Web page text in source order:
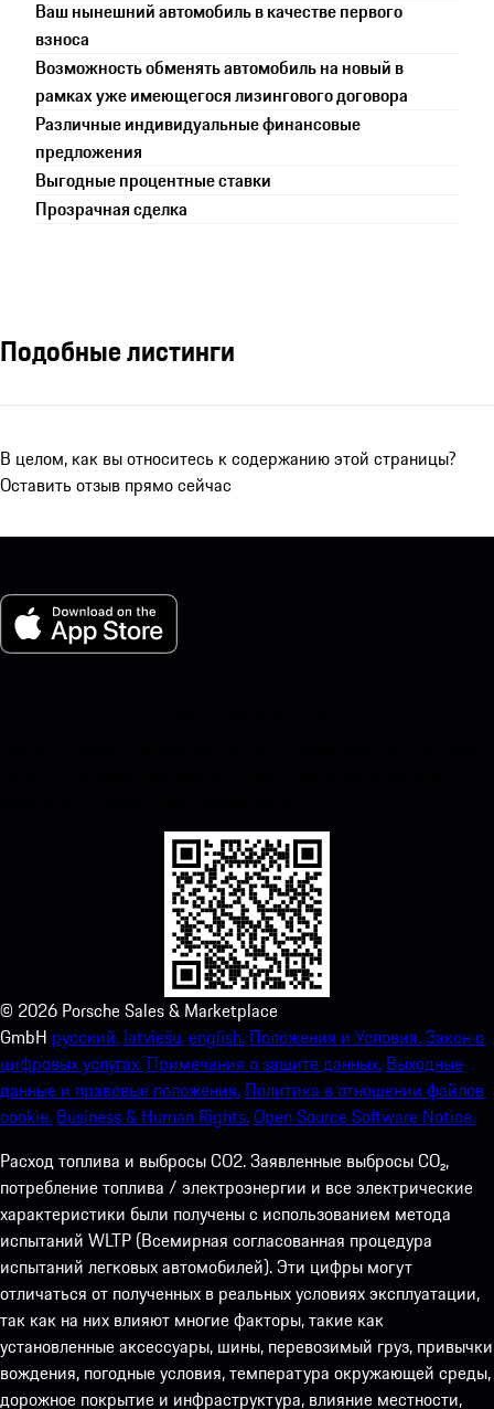
Ваш нынешний автомобиль в качестве первого
взноса
Возможность обменять автомобиль на новый в
рамках уже имеющегося лизингового договора
Различные индивидуальные финансовые
предложения
Выгодные процентные ставки
Прозрачная сделка
Подобные листинги
В целом, как вы относитесь к содержанию этой страницы?
Оставить отзыв прямо сейчас
© 2026 Porsche Sales & Marketplace
GmbH русский. latviešu.english. Положения и Условия.Закон о
цифровых услугах. Примечания о защите данных. Выходные
данные и правовые положения. Политика в отношении файлов
cookie. Business & Human Rights.Open Source Software Notice.
Расход топлива и выбросы СО2. Заявленные выбросы CO₂,
потребление топлива / электроэнергии и все электрические
характеристики были получены с использованием метода
испытаний WLTP (Всемирная согласованная процедура
испытаний легковых автомобилей). Эти цифры могут
отличаться от полученных в реальных условиях эксплуатации,
так как на них влияют многие факторы, такие как
установленные аксессуары, шины, перевозимый груз, привычки
вождения, погодные условия, температура окружающей среды,
дорожное покрытие и инфраструктура, влияние местности,